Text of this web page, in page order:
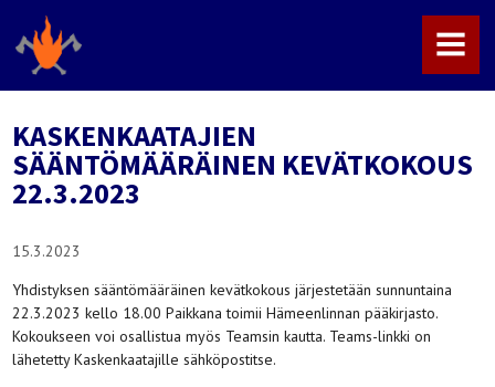
MENU
KASKENKAATAJIEN
SÄÄNTÖMÄÄRÄINEN KEVÄTKOKOUS
22.3.2023
15.3.2023
Yhdistyksen sääntömääräinen kevätkokous järjestetään sunnuntaina
22.3.2023 kello 18.00 Paikkana toimii Hämeenlinnan pääkirjasto.
Kokoukseen voi osallistua myös Teamsin kautta. Teams-linkki on
lähetetty Kaskenkaatajille sähköpostitse.